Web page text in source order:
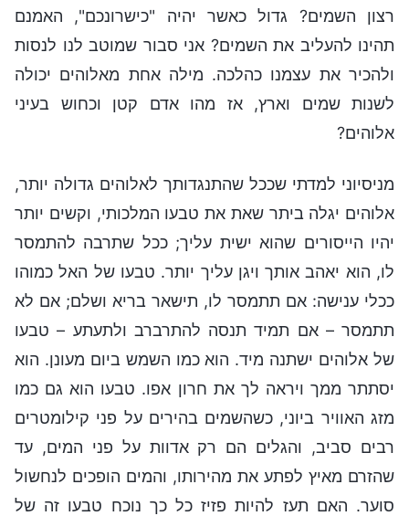
רצון השמים? גדול כאשר יהיה "כישרונכם", האמנם
תהינו להעליב את השמים? אני סבור שמוטב לנו לנסות
ולהכיר את עצמנו כהלכה. מילה אחת מאלוהים יכולה
לשנות שמים וארץ, אז מהו אדם קטן וכחוש בעיני
אלוהים?
מניסיוני למדתי שככל שהתנגדותך לאלוהים גדולה יותר,
אלוהים יגלה ביתר שאת את טבעו המלכותי, וקשים יותר
יהיו הייסורים שהוא ישית עליך; ככל שתרבה להתמסר
לו, הוא יאהב אותך ויגן עליך יותר. טבעו של האל כמוהו
ככלי ענישה: אם תתמסר לו, תישאר בריא ושלם; אם לא
תתמסר – אם תמיד תנסה להתרברב ולתעתע – טבעו
של אלוהים ישתנה מיד. הוא כמו השמש ביום מעונן. הוא
יסתתר ממך ויראה לך את חרון אפו. טבעו הוא גם כמו
מזג האוויר ביוני, כשהשמים בהירים על פני קילומטרים
רבים סביב, והגלים הם רק אדוות על פני המים, עד
שהזרם מאיץ לפתע את מהירותו, והמים הופכים לנחשול
סוער. האם תעז להיות פזיז כל כך נוכח טבעו זה של